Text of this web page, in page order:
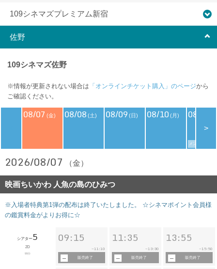
109シネマズプレミアム新宿
佐野
109シネマズ佐野
※情報が更新されない場合は 「オンラインチケット購入」のページから
ご確認ください。
08/07 (金) 08/08 (土) 08/09 (日) 08/10 (月) 08/11
メンバーズデイ
>
2026/08/07 （金）
映画ちいかわ 人魚の島のひみつ
※入場者特典第1弾の配布は終了いたしました。 ☆シネマポイント会員様
の鑑賞料金がよりお得に☆
シアター5
2D
99分
09:15
~11:10
販売終了
11:35
~13:30
販売終了
13:55
~15:50
販売終了